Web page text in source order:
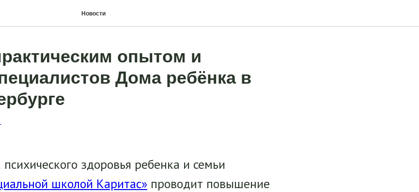
Новости
опытом и
Дома ребёнка в
здоровья ребенка и семьи
школой Каритас» проводит повышение